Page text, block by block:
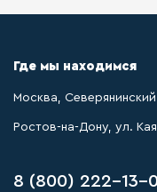
Где мы находимся
Москва,
Ростов-на-Дону, ул.
8 (800) 222-13-